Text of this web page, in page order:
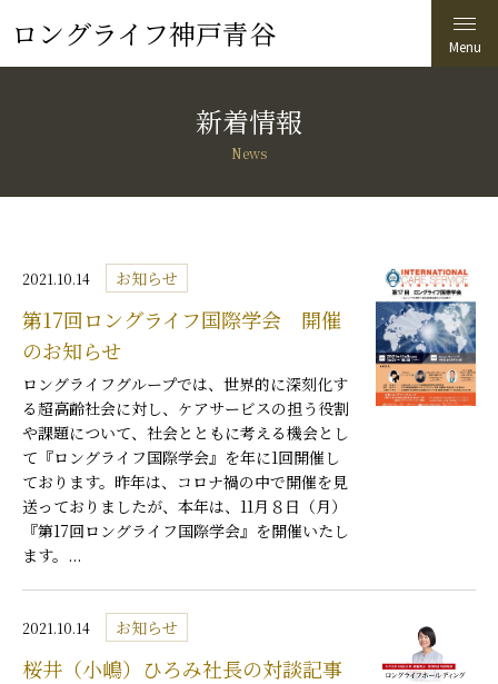
ロングライフ神戸青谷
新着情報
News
2021.10.14 お知らせ
第17回ロングライフ国際学会 開催
のお知らせ
ロングライフグループでは、世界的に深刻化す
る超高齢社会に対し、ケアサービスの担う役割
や課題について、社会とともに考える機会とし
て『ロングライフ国際学会』を年に1回開催し
ております。昨年は、コロナ禍の中で開催を見
送っておりましたが、本年は、11月８日（月）
『第17回ロングライフ国際学会』を開催いたし
ます。...
2021.10.14 お知らせ
桜井（小嶋）ひろみ社長の対談記事